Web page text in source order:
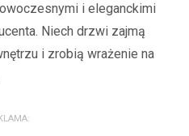
i eleganckimi
Niech drzwi zajmą
i zrobią wrażenie na